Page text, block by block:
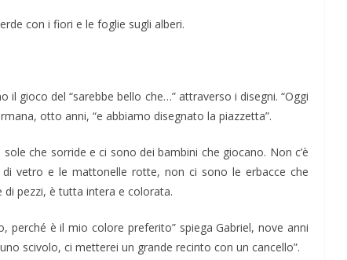
con i fiori e le foglie sugli alberi.
il gioco del “sarebbe bello che…” attraverso i disegni. “Oggi
otto anni, “e abbiamo disegnato la piazzetta”.
che sorride e ci sono dei bambini che giocano. Non c’è
vetro e le mattonelle rotte, non ci sono le erbacce che
pezzi, è tutta intera e colorata.
perché è il mio colore preferito” spiega Gabriel, nove anni
scivolo, ci metterei un grande recinto con un cancello”.